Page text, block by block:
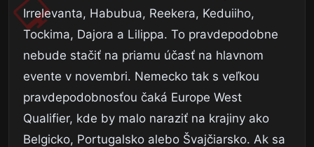
Irrelevanta, Habubua, Reekera, Keduiiho,
Tockima, Dajora a Lilippa. To pravdepodobne
nebude stačiť na priamu účasť na hlavnom
evente v novembri. Nemecko tak s veľkou
pravdepodobnosťou čaká Europe West
Qualifier, kde by malo naraziť na krajiny ako
Belgicko, Portugalsko alebo Švajčiarsko. Ak sa